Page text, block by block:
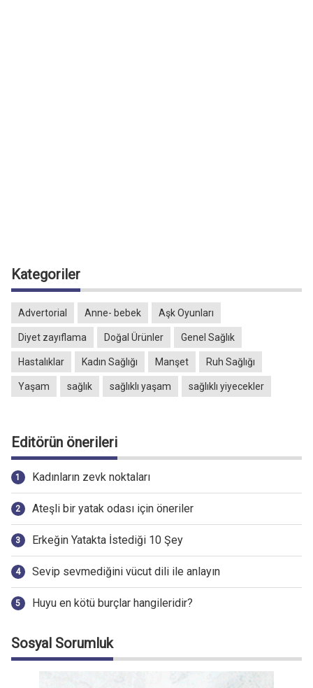
Kategoriler
Advertorial Anne- bebek Aşk Oyunları
Diyet zayıflama Doğal Ürünler Genel Sağlık
Hastalıklar Kadın Sağlığı Manşet Ruh Sağlığı
Yaşam sağlık sağlıklı yaşam sağlıklı yiyecekler
Editörün önerileri
Kadınların zevk noktaları
Ateşli bir yatak odası için öneriler
Erkeğin Yatakta İstediği 10 Şey
Sevip sevmediğini vücut dili ile anlayın
Huyu en kötü burçlar hangileridir?
Sosyal Sorumluk